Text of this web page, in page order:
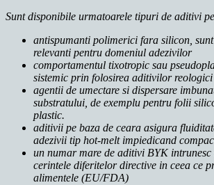
Sunt disponibile urmatoarele tipuri de aditivi
antispumanti polimerici fara silicon,
relevanti pentru domeniul adezivilor
comportamentul tixotropic sau
sistemic prin folosirea aditivilor
agentii de umectare si dispersare
substratului, de exemplu pentru folii
plastic.
aditivii pe baza de ceara asigura
adezivii tip hot-melt impiedicand
un numar mare de aditivi BYK intrunesc
cerintele diferitelor directive in ceea ce
alimentele (EU/FDA)